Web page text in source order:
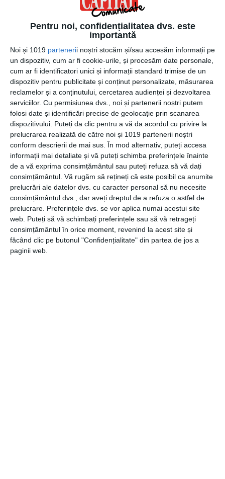
Pentru noi, confidențialitatea dvs. este
importantă
Noi și 1019 partenerii noștri stocăm și/sau accesăm informații pe
un dispozitiv, cum ar fi cookie-urile, și procesăm date personale,
cum ar fi identificatori unici și informații standard trimise de un
dispozitiv pentru publicitate și conținut personalizate, măsurarea
reclamelor și a conținutului, cercetarea audienței și dezvoltarea
serviciilor. Cu permisiunea dvs., noi și partenerii noștri putem
folosi date și identificări precise de geolocație prin scanarea
dispozitivului. Puteți da clic pentru a vă da acordul cu privire la
prelucrarea realizată de către noi și 1019 partenerii noștri
conform descrierii de mai sus. În mod alternativ, puteți accesa
informații mai detaliate și vă puteți schimba preferințele înainte
de a vă exprima consimțământul sau puteți refuza să vă dați
consimțământul. Vă rugăm să rețineți că este posibil ca anumite
prelucrări ale datelor dvs. cu caracter personal să nu necesite
consimțământul dvs., dar aveți dreptul de a refuza o astfel de
prelucrare. Preferințele dvs. se vor aplica numai acestui site
web. Puteți să vă schimbați preferințele sau să vă retrageți
consimțământul în orice moment, revenind la acest site și
făcând clic pe butonul "Confidențialitate" din partea de jos a
paginii web.
consumă 6-8 pahare de apă pe zi pentru a menține
organismul hidratat și elasticitatea pielii.
aplică crema hidratantă după ce speli tenul cu apă
călduță. În acest fel restabilești echilibrul hidric și echilibrul
grăsimilor.
protejează pielea de radiațiile ultraviolete: pălării, ochelari
de soare, creme și produse de îngrijire cu factor de
protecție solară.
evită expunerea îndelungată la soare.
evită frigul sau căldura puternică.
adoptă o dietă echilibrată și sănătoasă. În acest fel, pielea
se menține sănătoasă.
evită alimentele picante și băuturile fierbinți.
nu renunța la orele de somn, acesta ajută la menținerea
unei pieli sănătoase.
nu stoarce coșurile. Apelează la sfatul dermatologului sau
farmacistului.
nu fuma: fumul de țigară face ca pielea să-și piardă mai
repede elasticitatea și în plus o îngălbenește.
limitează consumul de alcool: usucă pielea.